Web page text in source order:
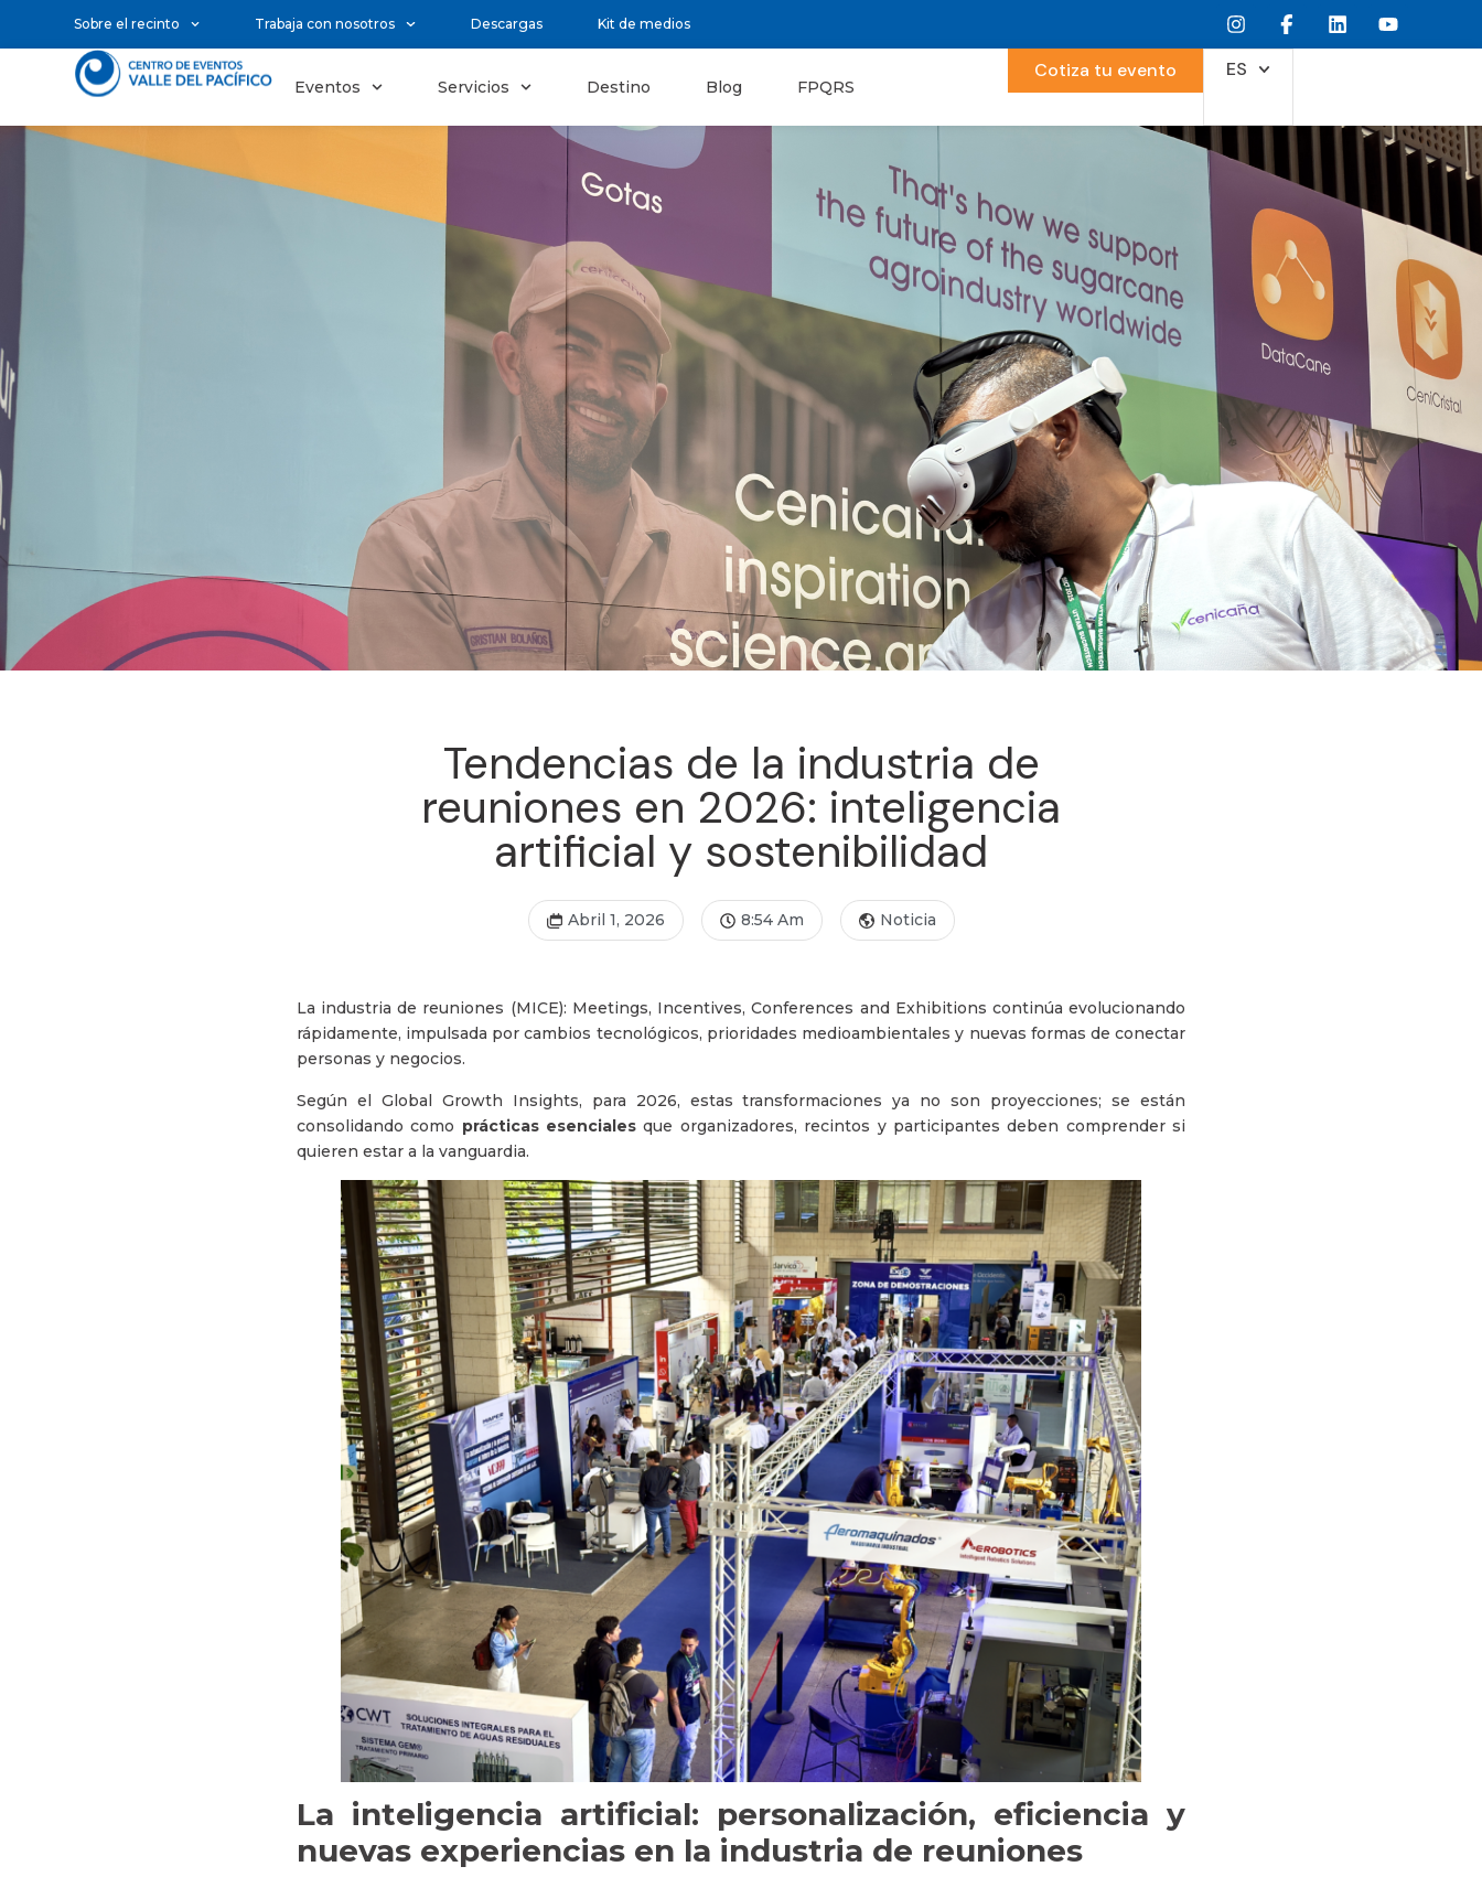
Sobre el recinto Trabaja con nosotros Descargas Kit de medios
Eventos Servicios Destino Blog FPQRS
Cotiza tu evento ES
Tendencias de la industria de
reuniones en 2026: inteligencia
artificial y sostenibilidad
Abril 1, 2026 8:54 Am Noticia
La industria de reuniones (MICE): Meetings, Incentives, Conferences and Exhibitions continúa evolucionando
rápidamente, impulsada por cambios tecnológicos, prioridades medioambientales y nuevas formas de conectar
personas y negocios.
Según el Global Growth Insights, para 2026, estas transformaciones ya no son proyecciones; se están
consolidando como prácticas esenciales que organizadores, recintos y participantes deben comprender si
quieren estar a la vanguardia.
La inteligencia artificial: personalización, eficiencia y
nuevas experiencias en la industria de reuniones